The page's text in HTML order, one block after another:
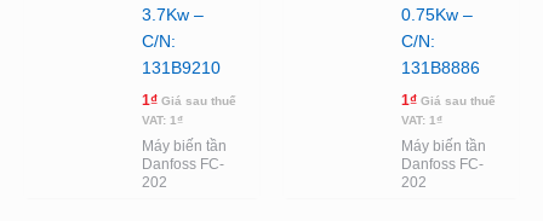
3.7Kw –
C/N:
131B9210
1₫ Giá sau thuế
VAT: 1₫
Máy biến tần
Danfoss FC-
202
0.75Kw –
C/N:
131B8886
1₫ Giá sau thuế
VAT: 1₫
Máy biến tần
Danfoss FC-
202